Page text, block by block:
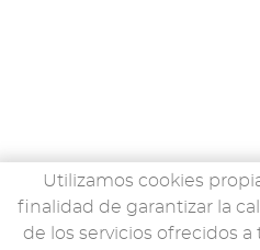
Utilizamos cookies
finalidad de garantizar la
de los servicios ofrecidos a